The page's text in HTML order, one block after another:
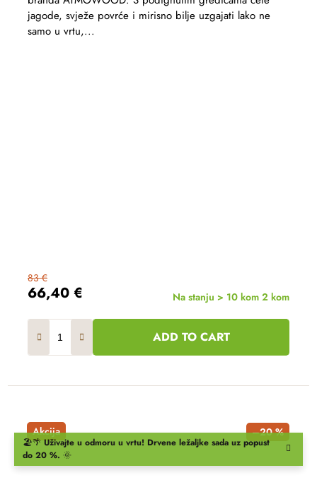
🏖️🌴 Uživajte u odmoru u vrtu! Drvene ležaljke sada uz popust
do 20 %. 🌞
66,40 €
83 €
Na stanju > 10 kom 2 kom
ADD TO CART
jagode, svježe povrće i mirisno bilje uzgajati lako ne
samo u vrtu,...
Akcija –20 %